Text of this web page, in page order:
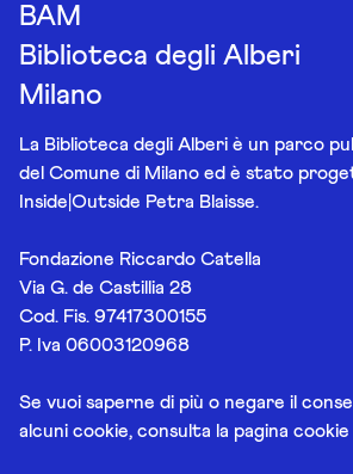
BAM
Biblioteca degli Alberi
Milano
La Biblioteca degli Alberi è un parco
del Comune di Milano ed è stato
Inside|Outside Petra Blaisse.
Fondazione Riccardo Catella
Via G. de Castillia 28
Cod. Fis. 97417300155
P. Iva 06003120968
Se vuoi saperne di più o negare il
alcuni cookie, consulta la pagina